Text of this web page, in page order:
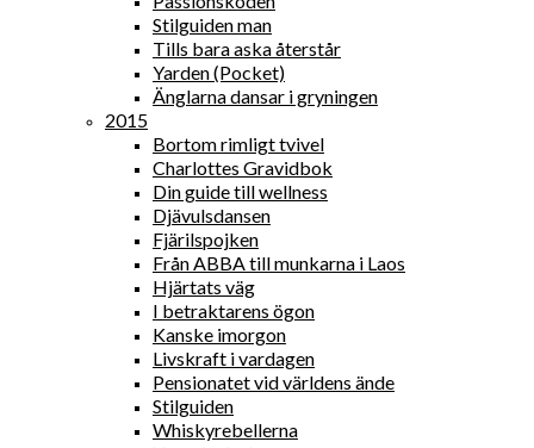
Stilguiden man
Tills bara aska återstår
Yarden (Pocket)
Änglarna dansar i gryningen
2015
Bortom rimligt tvivel
Charlottes Gravidbok
Din guide till wellness
Djävulsdansen
Fjärilspojken
Från ABBA till munkarna i Laos
Hjärtats väg
I betraktarens ögon
Kanske imorgon
Livskraft i vardagen
Pensionatet vid världens ände
Stilguiden
Whiskyrebellerna